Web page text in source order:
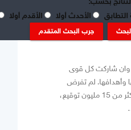
التطابق
الأحدث أولا الأقدم أولا
جرب البحث المتقدم
«تمرد»، وان شاركت كل قوى
وأهدافها. لم تفرض
الحملة نفسها من فراغ، فقد نجحت في جمع أكثر من 15 مليون توقيع،